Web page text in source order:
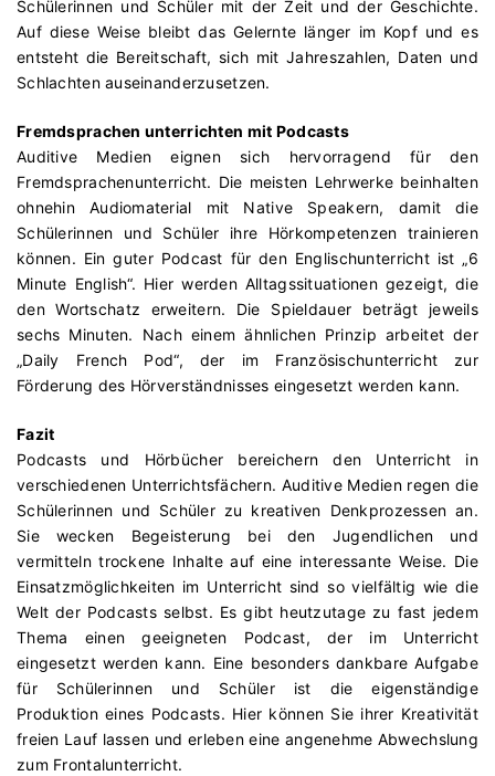
Schülerinnen und Schüler mit der Zeit und der Geschichte.
Auf diese Weise bleibt das Gelernte länger im Kopf und es
entsteht die Bereitschaft, sich mit Jahreszahlen, Daten und
Schlachten auseinanderzusetzen.
Fremdsprachen unterrichten mit Podcasts
Auditive Medien eignen sich hervorragend für den
Fremdsprachenunterricht. Die meisten Lehrwerke beinhalten
ohnehin Audiomaterial mit Native Speakern, damit die
Schülerinnen und Schüler ihre Hörkompetenzen trainieren
können. Ein guter Podcast für den Englischunterricht ist „6
Minute English“. Hier werden Alltagssituationen gezeigt, die
den Wortschatz erweitern. Die Spieldauer beträgt jeweils
sechs Minuten. Nach einem ähnlichen Prinzip arbeitet der
„Daily French Pod“, der im Französischunterricht zur
Förderung des Hörverständnisses eingesetzt werden kann.
Fazit
Podcasts und Hörbücher bereichern den Unterricht in
verschiedenen Unterrichtsfächern. Auditive Medien regen die
Schülerinnen und Schüler zu kreativen Denkprozessen an.
Sie wecken Begeisterung bei den Jugendlichen und
vermitteln trockene Inhalte auf eine interessante Weise. Die
Einsatzmöglichkeiten im Unterricht sind so vielfältig wie die
Welt der Podcasts selbst. Es gibt heutzutage zu fast jedem
Thema einen geeigneten Podcast, der im Unterricht
eingesetzt werden kann. Eine besonders dankbare Aufgabe
für Schülerinnen und Schüler ist die eigenständige
Produktion eines Podcasts. Hier können Sie ihrer Kreativität
freien Lauf lassen und erleben eine angenehme Abwechslung
zum Frontalunterricht.